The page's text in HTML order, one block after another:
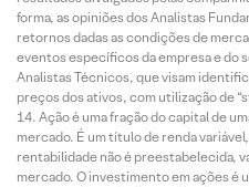
forma, as opiniões dos Analistas
retornos dadas as condições de
eventos específicos da empresa e do
Analistas Técnicos, que visam
preços dos ativos, com utilização de
Ação é uma fração do capital de
mercado. É um título de renda
rentabilidade não é preestabelecida,
mercado. O investimento em ações é